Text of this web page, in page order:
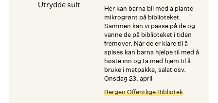
Her kan barna bli med å plante
mikrogrønt på biblioteket.
Sammen kan vi passe på de og
vanne de på biblioteket i tiden
fremover. Når de er klare til å
spises kan barna hjelpe til med å
høste inn og ta med hjem til å
bruke i matpakke, salat osv.
onsdag 23. april
Bergen Offentlige Bibliotek